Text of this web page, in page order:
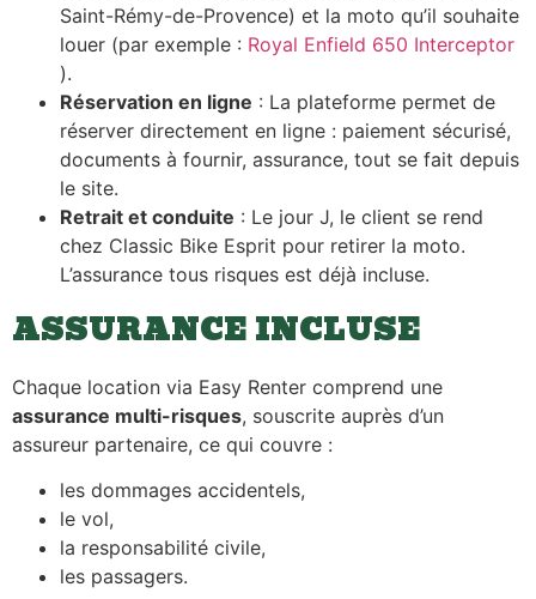
Saint-Rémy-de-Provence) et la moto qu’il souhaite
louer (par exemple : Royal Enfield 650 Interceptor
).
Réservation en ligne : La plateforme permet de
réserver directement en ligne : paiement sécurisé,
documents à fournir, assurance, tout se fait depuis
le site.
Retrait et conduite : Le jour J, le client se rend
chez Classic Bike Esprit pour retirer la moto.
L’assurance tous risques est déjà incluse.
ASSURANCE INCLUSE
Chaque location via Easy Renter comprend une
assurance multi-risques, souscrite auprès d’un
assureur partenaire, ce qui couvre :
les dommages accidentels,
le vol,
la responsabilité civile,
les passagers.